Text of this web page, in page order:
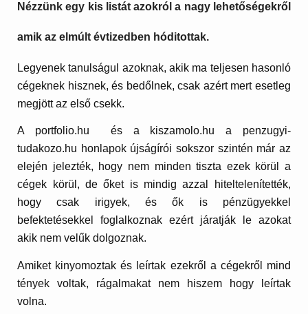
Nézzünk egy kis listát azokról a nagy lehetőségekről
amik az elmúlt évtizedben hóditottak.
Legyenek tanulságul azoknak, akik ma teljesen hasonló
cégeknek hisznek, és bedőlnek, csak azért mert esetleg
megjött az első csekk.
A portfolio.hu és a kiszamolo.hu a penzugyi-
tudakozo.hu honlapok újságírói sokszor szintén már az
elején jelezték, hogy nem minden tiszta ezek körül a
cégek körül, de őket is mindig azzal hiteltelenítették,
hogy csak irigyek, és ők is pénzügyekkel
befektetésekkel foglalkoznak ezért járatják le azokat
akik nem velűk dolgoznak.
Amiket kinyomoztak és leírtak ezekről a cégekről mind
tények voltak, rágalmakat nem hiszem hogy leírtak
volna.